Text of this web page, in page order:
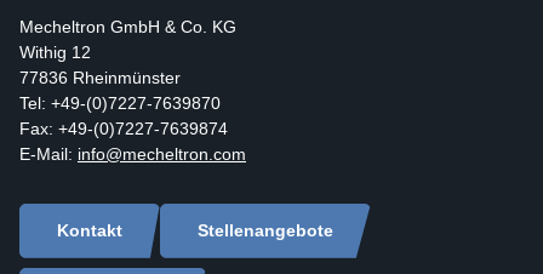
Mecheltron GmbH & Co. KG
Withig 12
77836 Rheinmünster
Tel: +49-(0)7227-7639870
Fax: +49-(0)7227-7639874
E-Mail: info@mecheltron.com
Stellenangebote
Kontakt